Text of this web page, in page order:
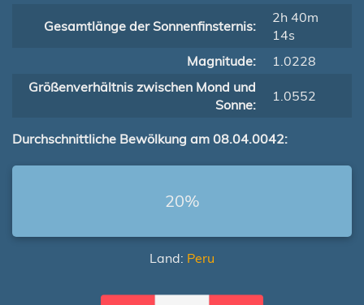
Gesamtlänge der Sonnenfinsternis:
2h 40m
14s
Magnitude:
1.0228
Größenverhältnis zwischen Mond und
Sonne:
1.0552
Durchschnittliche Bewölkung am 08.04.0042:
20%
Land: Peru